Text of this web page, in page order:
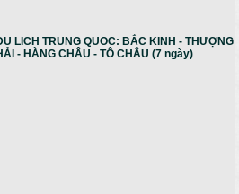
LICH TRUNG QUOC: BẮC KINH - THƯỢNG
- HÀNG CHÂU - TÔ CHÂU (7 ngày)